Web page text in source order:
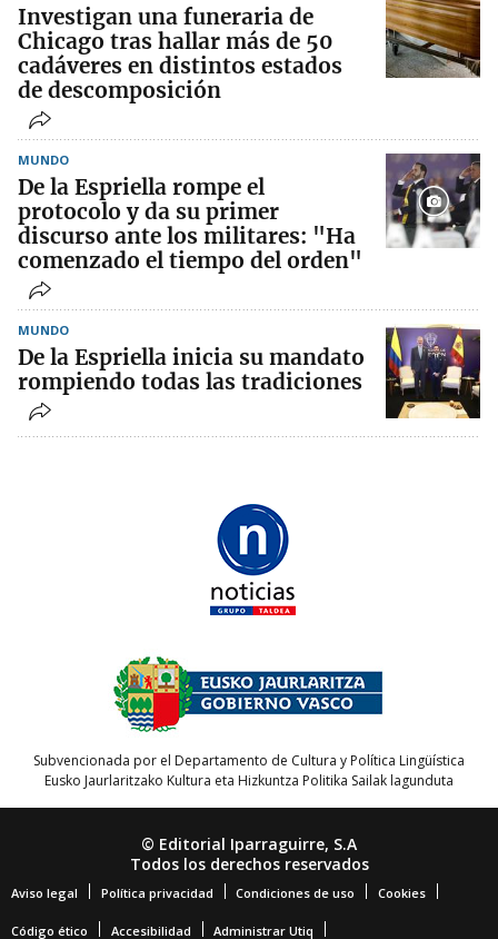
Investigan una funeraria de
Chicago tras hallar más de 50
cadáveres en distintos estados
de descomposición
MUNDO
De la Espriella rompe el
protocolo y da su primer
discurso ante los militares: "Ha
comenzado el tiempo del orden"
MUNDO
De la Espriella inicia su mandato
rompiendo todas las tradiciones
Subvencionada por el Departamento de Cultura y Política Lingüística
Eusko Jaurlaritzako Kultura eta Hizkuntza Politika Sailak lagunduta
© Editorial Iparraguirre, S.A
Todos los derechos reservados
Aviso legal Política privacidad Condiciones de uso Cookies
Código ético Accesibilidad Administrar Utiq